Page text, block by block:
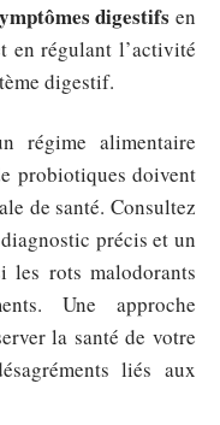
digestifs en
en régulant l’activité
digestif.
régime alimentaire
probiotiques doivent
de santé. Consultez
précis et un
les rots malodorants
Une approche
la santé de votre
liés aux